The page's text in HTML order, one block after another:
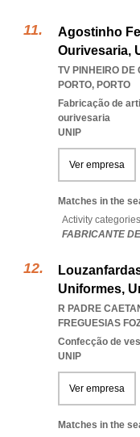
Agostinho
Ourivesaria,
TV PINHEIRO
PORTO, PORTO
Fabricação de
ourivesaria
UNIP
Ver empresa
Matches in the
Activity
FABRICANTE
Uniformes,
R PADRE
FREGUESIAS
Confecção de
UNIP
Ver empresa
Matches in the